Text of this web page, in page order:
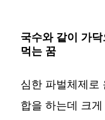
국수와 같이 가
먹는 꿈
심한 파벌체제로
합을 하는데 크